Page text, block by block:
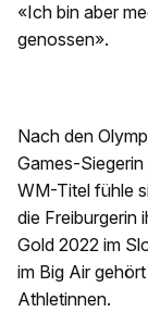
«Ich bin aber
genossen».
Nach den
Games-
WM-Titel fühle
die Freiburgerin
Gold 2022 im
im Big Air
Athletinnen.